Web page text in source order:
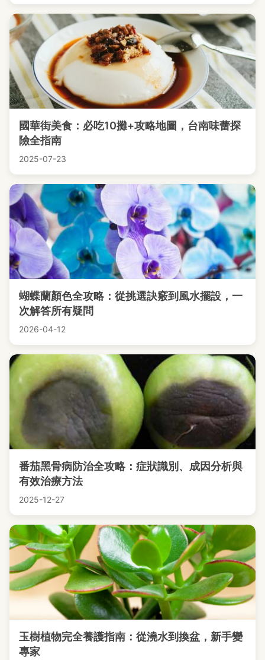
國華街美食：必吃10攤+攻略地圖，台南味蕾探
險全指南
2025-07-23
蝴蝶蘭顏色全攻略：從挑選訣竅到風水擺設，一
次解答所有疑問
2026-04-12
番茄黑骨病防治全攻略：症狀識別、成因分析與
有效治療方法
2025-12-27
玉樹植物完全養護指南：從澆水到換盆，新手變
專家